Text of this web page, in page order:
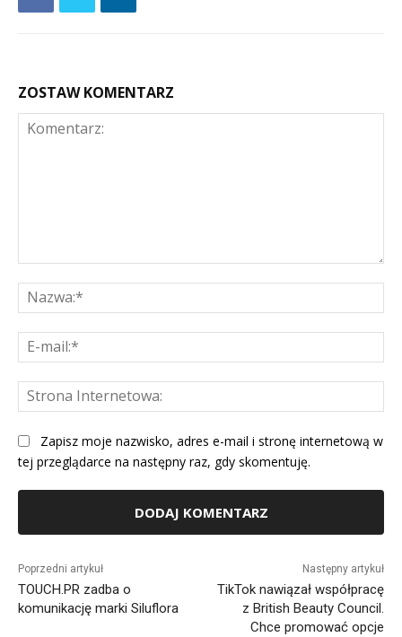
ZOSTAW KOMENTARZ
Zapisz moje nazwisko, adres e-mail i stronę internetową w
tej przeglądarce na następny raz, gdy skomentuję.
Poprzedni artykuł
TOUCH.PR zadba o
komunikację marki Siluflora
Następny artykuł
TikTok nawiązał współpracę
z British Beauty Council.
Chce promować opcje